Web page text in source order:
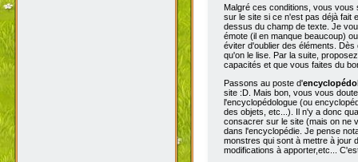
Malgré ces conditions, vous
sur le site si ce n'est pas déjà fait
dessus du champ de texte. Je
émote (il en manque beaucoup)
éviter d'oublier des éléments.
qu'on le lise. Par la suite,
capacités et que vous faites du
Passons au poste d'
site :D. Mais bon, vous vous
l'encyclopédologue (ou
des objets, etc...). Il n'y a donc
consacrer sur le site (mais on ne
dans l'encyclopédie. Je pense
monstres qui sont à mettre à jour
modifications à apporter,etc...